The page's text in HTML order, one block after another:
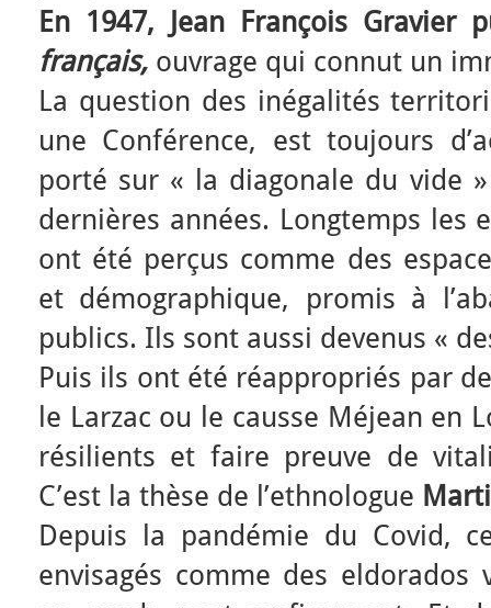
En 1947, Jean François Gravier
français, ouvrage qui connut un
La question des inégalités
une Conférence, est toujours
porté sur « la diagonale du vide
dernières années. Longtemps les
ont été perçus comme des
et démographique, promis à
publics. Ils sont aussi devenus «
Puis ils ont été réappropriés par
le Larzac ou le causse Méjean en
résilients et faire preuve de
C’est la thèse de l’ethnologue
Depuis la pandémie du Covid,
envisagés comme des eldorados